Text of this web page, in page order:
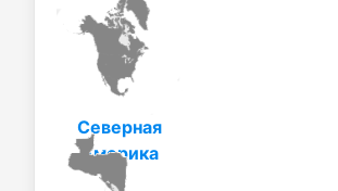
Северная
Америка